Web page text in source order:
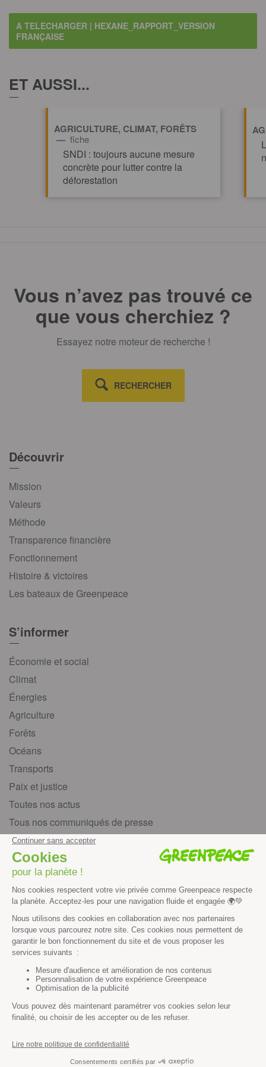
A TELECHARGER | HEXANE_RAPPORT_VERSION
FRANÇAISE
ET AUSSI...
AGRICULTURE, CLIMAT, FORÊTS
—fiche
SNDI : toujours aucune mesure
concrète pour lutter contre la
déforestation
Vous n’avez pas trouvé ce
que vous cherchiez ?
Essayez notre moteur de recherche !
RECHERCHER
Découvrir
Mission
Valeurs
Méthode
Transparence financière
Fonctionnement
Histoire & victoires
Les bateaux de Greenpeace
S’informer
Économie et social
Climat
Énergies
Agriculture
Forêts
Océans
Transports
Paix et justice
Toutes nos actus
Tous nos communiqués de presse
Tous nos rapports
Agir
S’abonner à la newsletter
Nous suivre sur les réseaux
Signer nos pétitions
Rejoindre un groupe local
Devenir bénévole
Faire un don
Faire un legs à notre association